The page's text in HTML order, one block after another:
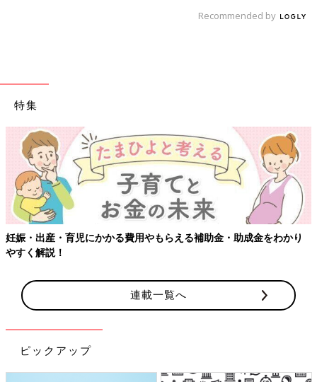
Recommended by
特集
妊娠・出産・育児にかかる費用やもらえる補助金・助成金をわかり
やすく解説！
連載一覧へ
ピックアップ